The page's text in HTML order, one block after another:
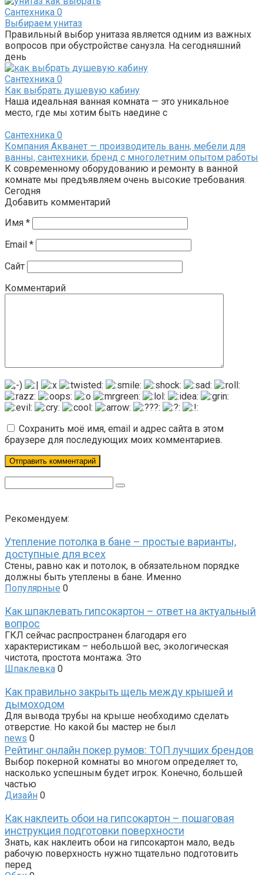
Сантехника 0
Выбираем унитаз
Правильный выбор унитаза является одним из важных
вопросов при обустройстве санузла. На сегодняшний
день
Сантехника 0
Как выбрать душевую кабину
Наша идеальная ванная комната — это уникальное
место, где мы хотим быть наедине с
Сантехника 0
Компания Акванет — производитель ванн, мебели для
ванны, сантехники, бренд с многолетним опытом работы
К современному оборудованию и ремонту в ванной
комнате мы предъявляем очень высокие требования.
Сегодня
Добавить комментарий
Имя *
Email *
Сайт
Комментарий
Сохранить моё имя, email и адрес сайта в этом
браузере для последующих моих комментариев.
Рекомендуем:
Утепление потолка в бане – простые варианты,
доступные для всех
Стены, равно как и потолок, в обязательном порядке
должны быть утеплены в бане. Именно
Популярные 0
Как шпаклевать гипсокартон – ответ на актуальный
вопрос
ГКЛ сейчас распространен благодаря его
характеристикам – небольшой вес, экологическая
чистота, простота монтажа. Это
Шпаклевка 0
Как правильно закрыть щель между крышей и
дымоходом
Для вывода трубы на крыше необходимо сделать
отверстие. Но какой бы мастер не был
news 0
Рейтинг онлайн покер румов: ТОП лучших брендов
Выбор покерной комнаты во многом определяет то,
насколько успешным будет игрок. Конечно, большей
частью
Дизайн 0
Как наклеить обои на гипсокартон – пошаговая
инструкция подготовки поверхности
Знать, как наклеить обои на гипсокартон мало, ведь
рабочую поверхность нужно тщательно подготовить
перед